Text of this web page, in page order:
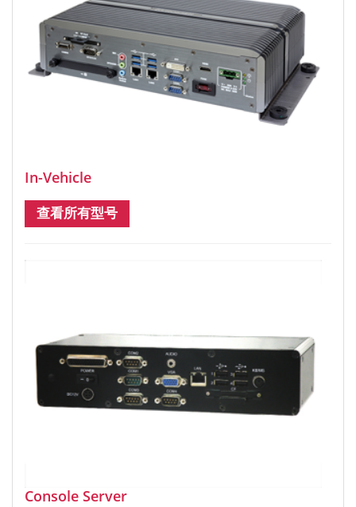
In-Vehicle
查看所有型号
Console Server